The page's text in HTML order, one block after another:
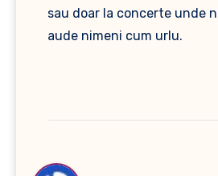
sau doar la concerte unde
aude nimeni cum urlu.